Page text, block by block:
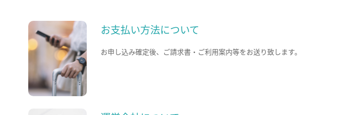
お支払い方法について
お申し込み確定後、ご請求書・ご利用案内等をお送り致します。